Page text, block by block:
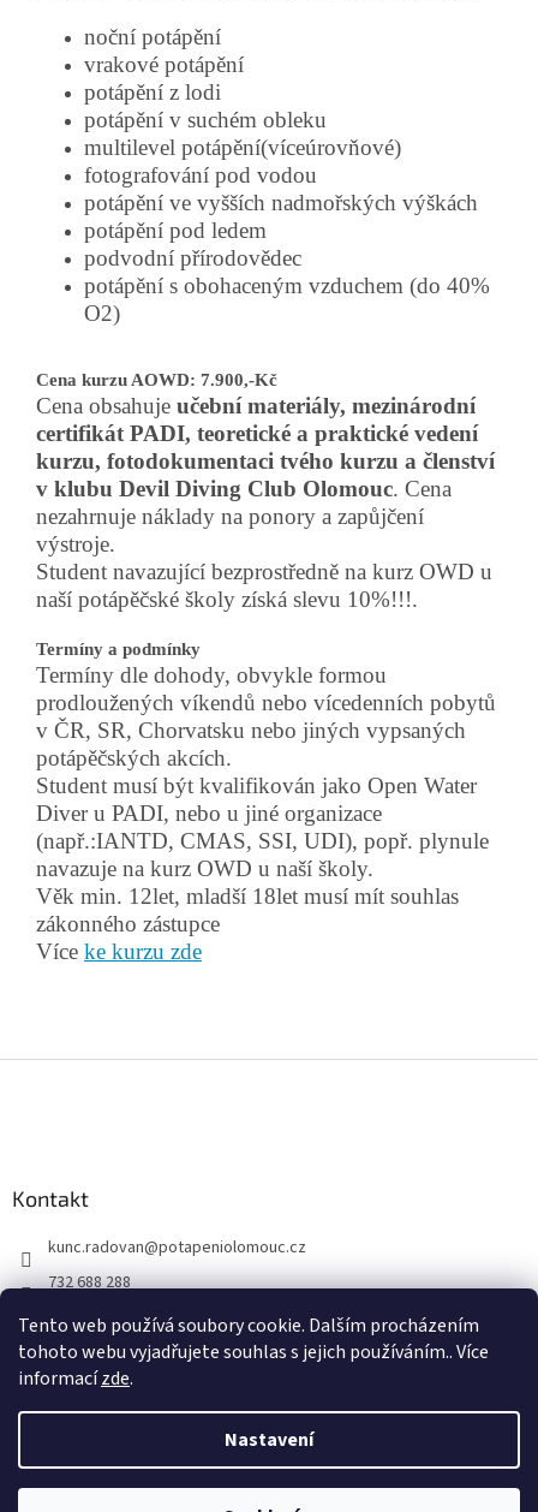
Tento web používá soubory cookie. Dalším procházením
tohoto webu vyjadřujete souhlas s jejich používáním.. Více
informacízde.
Nastavení
noční potápění
vrakové potápění
potápění z lodi
potápění v suchém obleku
multilevel potápění(víceúrovňové)
fotografování pod vodou
potápění ve vyšších nadmořských výškách
potápění pod ledem
podvodní přírodovědec
potápění s obohaceným vzduchem (do 40%
O2)
Cena kurzu AOWD: 7.900,-Kč
Cena obsahuje učební materiály, mezinárodní
certifikát PADI, teoretické a praktické vedení
kurzu, fotodokumentaci tvého kurzu a členství
v klubu Devil Diving Club Olomouc. Cena
nezahrnuje náklady na ponory a zapůjčení
výstroje.
Student navazující bezprostředně na kurz OWD u
naší potápěčské školy získá slevu 10%!!!.
Termíny a podmínky
Termíny dle dohody, obvykle formou
prodloužených víkendů nebo vícedenních pobytů
v ČR, SR, Chorvatsku nebo jiných vypsaných
potápěčských akcích.
Student musí být kvalifikován jako Open Water
Diver u PADI, nebo u jiné organizace
(např.:IANTD, CMAS, SSI, UDI), popř. plynule
navazuje na kurz OWD u naší školy.
Věk min. 12let, mladší 18let musí mít souhlas
zákonného zástupce
Více ke kurzu zde
Kontakt
kunc.radovan@potapeniolomouc.cz
732 688 288
Facebook
Copyright 2026Potápění Olomouc. Všechna práva vyhrazena.